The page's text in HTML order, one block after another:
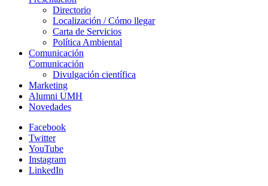
Directorio
Localización / Cómo llegar
Carta de Servicios
Política Ambiental
Comunicación
Comunicación
Divulgación científica
Marketing
Alumni UMH
Novedades
Facebook
Twitter
YouTube
Instagram
LinkedIn